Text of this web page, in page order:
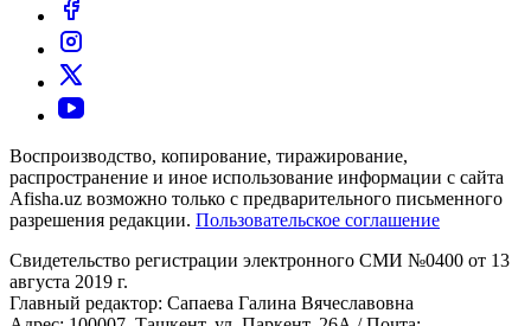
Воспроизводство, копирование, тиражирование,
распространение и иное использование информации с сайта
Afisha.uz возможно только с предварительного письменного
разрешения редакции. Пользовательское соглашение
Свидетельство регистрации электронного СМИ №0400 от 13
августа 2019 г.
Главный редактор: Сапаева Галина Вячеславовна